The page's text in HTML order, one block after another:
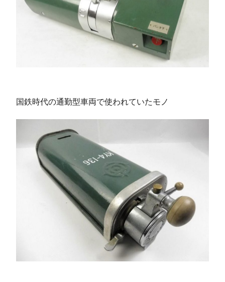
国鉄時代の通勤型車両で使われていたモノ